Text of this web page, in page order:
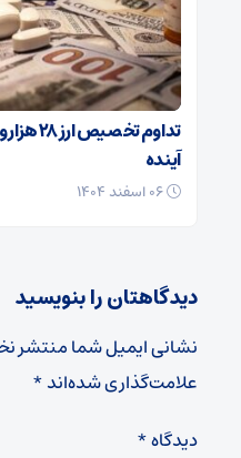
آینده
دیدگاهتان را بنویسید
نشانی ایمیل شما منتشر
علامت‌گذاری شده‌اند*
دیدگاه*